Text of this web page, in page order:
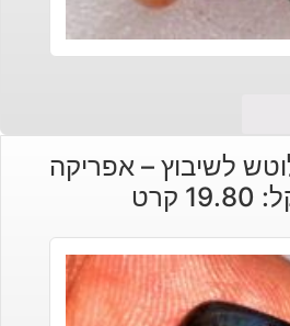
לשיבוץ – אפריקה
קרט